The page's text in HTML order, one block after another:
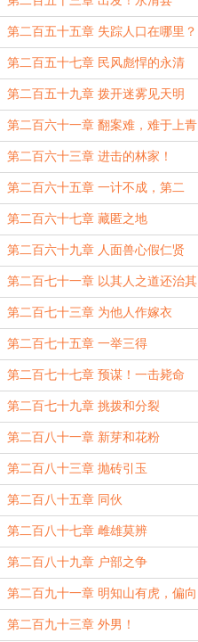
第二百五十五章 失踪人口在哪里？
第二百五十七章 民风彪悍的永清
第二百五十九章 拨开迷雾见天明
第二百六十一章 翻案难，难于上青
天！
第二百六十三章 进击的林家！
第二百六十五章 一计不成，第二
计！
第二百六十七章 藏匿之地
第二百六十九章 人面兽心假仁贤
第二百七十一章 以其人之道还治其
人之身
第二百七十三章 为他人作嫁衣
第二百七十五章 一举三得
第二百七十七章 预谋！一击毙命
第二百七十九章 挑拨和分裂
第二百八十一章 新芽和花粉
第二百八十三章 抛砖引玉
第二百八十五章 同伙
第二百八十七章 雌雄莫辨
第二百八十九章 户部之争
第二百九十一章 明知山有虎，偏向
虎山行
第二百九十三章 外男！